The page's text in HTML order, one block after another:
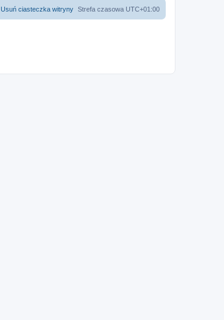
Strefa czasowa UTC+01:00
Usuń ciasteczka witryny